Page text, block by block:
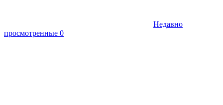
Недавно
просмотренные 0